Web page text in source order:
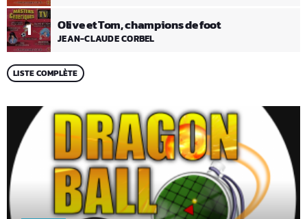
1 Olive et Tom, champions de foot
JEAN-CLAUDE CORBEL
LISTE COMPLÈTE